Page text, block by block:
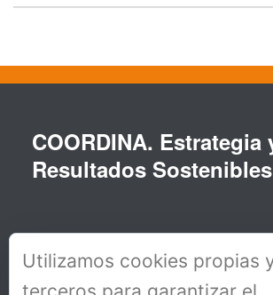
COORDINA. Estrategia
Resultados Sostenibles
Utilizamos cookies propias